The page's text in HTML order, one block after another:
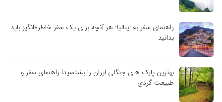
راهنمای سفر به ایتالیا: هر آنچه برای یک سفر خاطره‌انگیز باید
بدانید
بهترین پارک های جنگلی ایران را بشناسید! راهنمای سفر و
طبیعت گردی